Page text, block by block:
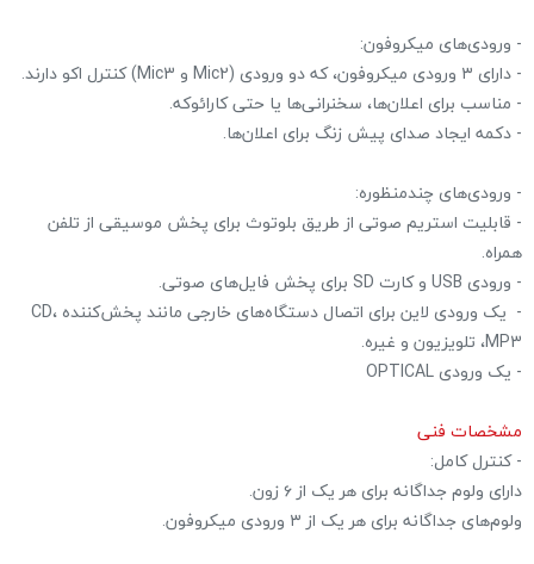
- ورودی‌های میکروفون:
- دارای ۳ ورودی میکروفون، که دو ورودی (Mic2 و Mic3) کنترل اکو دارند.
- مناسب برای اعلان‌ها، سخنرانی‌ها یا حتی کارائوکه.
- دکمه ایجاد صدای پیش زنگ برای اعلان‌ها.
- ورودی‌های چندمنظوره:
- قابلیت استریم صوتی از طریق بلوتوث برای پخش موسیقی از تلفن
همراه.
- ورودی USB و کارت SD برای پخش فایل‌های صوتی.
- یک ورودی لاین برای اتصال دستگاه‌های خارجی مانند پخش‌کننده CD،
MP3، تلویزیون و غیره.
- یک ورودی OPTICAL
مشخصات فنی
- کنترل کامل:
دارای ولوم جداگانه برای هر یک از ۶ زون.
ولوم‌های جداگانه برای هر یک از ۳ ورودی میکروفون.